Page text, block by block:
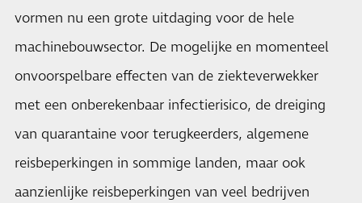
vormen nu een grote uitdaging voor de hele
machinebouwsector. De mogelijke en momenteel
onvoorspelbare effecten van de ziekteverwekker
met een onberekenbaar infectierisico, de dreiging
van quarantaine voor terugkeerders, algemene
reisbeperkingen in sommige landen, maar ook
aanzienlijke reisbeperkingen van veel bedrijven